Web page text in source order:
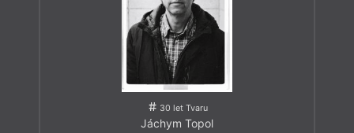
30 let Tvaru
Jáchym Topol